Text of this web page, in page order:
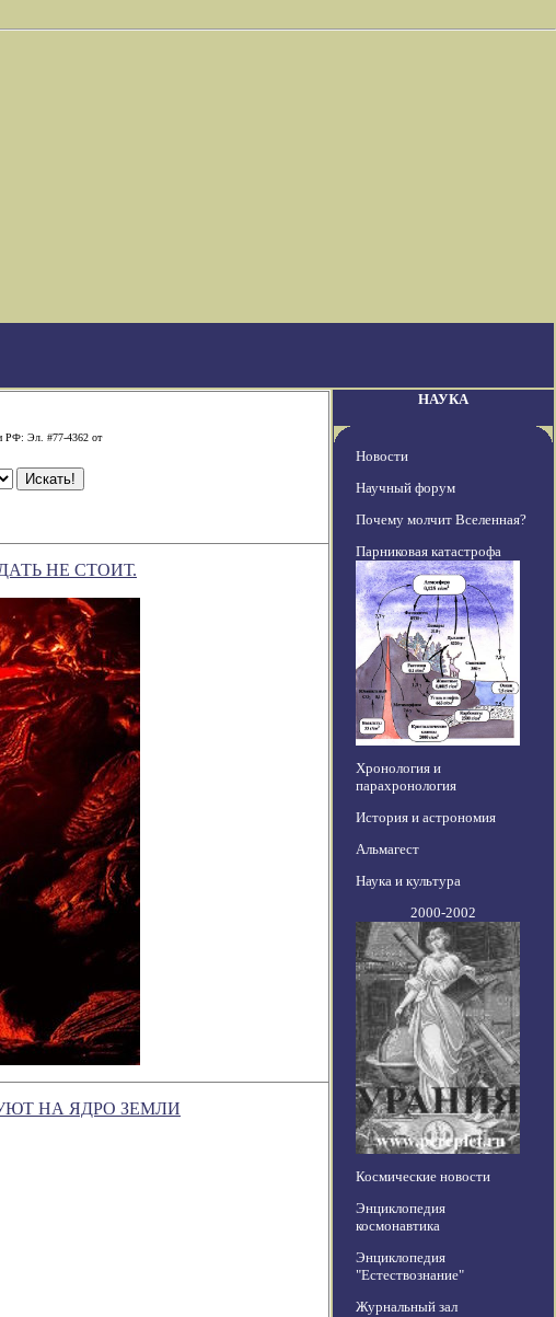
РФ: Эл. #77-4362 от
НЕ СТОИТ.
НА ЯДРО ЗЕМЛИ
НАУКА
Новости
Научный форум
Почему молчит Вселенная?
Парниковая катастрофа
Хронология и
парахронология
История и астрономия
Альмагест
Наука и культура
2000-2002
Космические новости
Энциклопедия
космонавтика
Энциклопедия
"Естествознание"
Журнальный зал